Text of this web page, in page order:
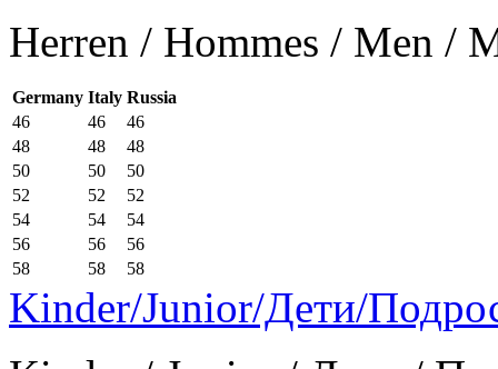
Herren / Hommes / Men /
Germany Italy Russia
46
46
46
48
48
48
50
50
50
52
52
52
54
54
54
56
56
56
58
58 58
Kinder/Junior/Дети/